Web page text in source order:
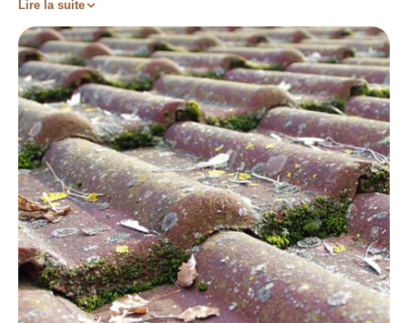
meilleurs soins et traitements seront apporter pour lutter
contre les végétaux parasites sans causer plus de dégâts
à votre toit. Avec l’entreprise Artisan Stadelmann,
l’analyse de l’état de votre couverture se fera
minutieusement afin de ne laisser aucun détail échappé.
Pour cela, le diagnostic s’étendra jusqu’à vos zingueries
de toiture.
Lire la suite